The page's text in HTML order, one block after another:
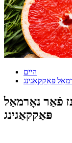
היים
פּאַקקאַגינג
פֿאַר נאָרמאַל
פּאַקקאַגינג